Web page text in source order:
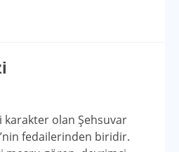
karakter olan Şehsuvar
fedailerinden biridir.